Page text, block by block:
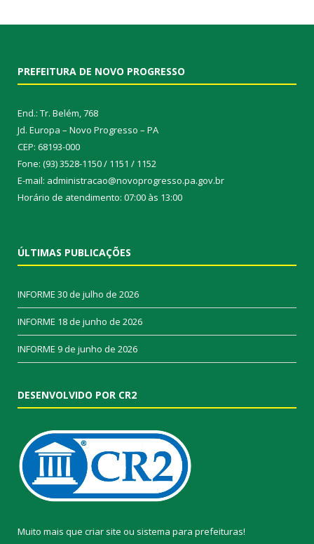
PREFEITURA DE NOVO PROGRESSO
End.: Tr. Belém, 768
Jd. Europa – Novo Progresso – PA
CEP: 68193-000
Fone: (93) 3528-1150 / 1151 / 1152
E-mail: administracao@novoprogresso.pa.gov.br
Horário de atendimento: 07:00 às 13:00
ÚLTIMAS PUBLICAÇÕES
INFORME 30 de julho de 2026
INFORME 18 de junho de 2026
INFORME 9 de junho de 2026
DESENVOLVIDO POR CR2
Muito mais que criar site ou sistema para prefeituras!